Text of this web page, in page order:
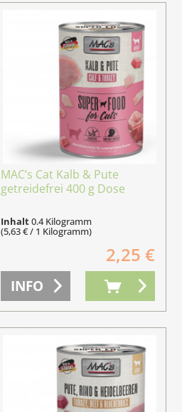
MAC’s Cat Kalb & Pute
getreidefrei 400 g Dose
Inhalt0.4 Kilogramm
(5,63 € / 1 Kilogramm)
2,25 €
INFO